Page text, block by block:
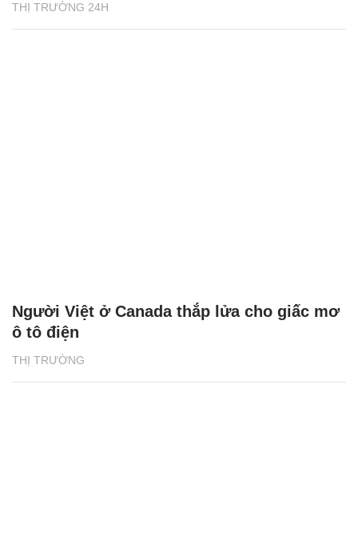
THỊ TRƯỜNG 24H
THỊ TRƯỜNG
Người Việt ở Canada thắp lửa cho giấc mơ
ô tô điện